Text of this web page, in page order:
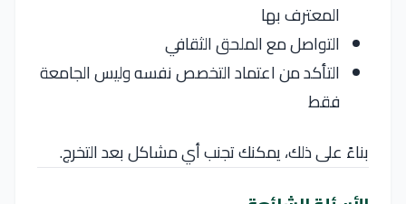
المعترف بها
التواصل مع الملحق الثقافي
التأكد من اعتماد التخصص نفسه وليس الجامعة
فقط
بناءً على ذلك، يمكنك تجنب أي مشاكل بعد التخرج.